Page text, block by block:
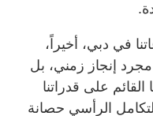
في دبي، أخيراً،
إنجاز زمني، بل
على قدراتنا
التكامل الرأسي حصانة